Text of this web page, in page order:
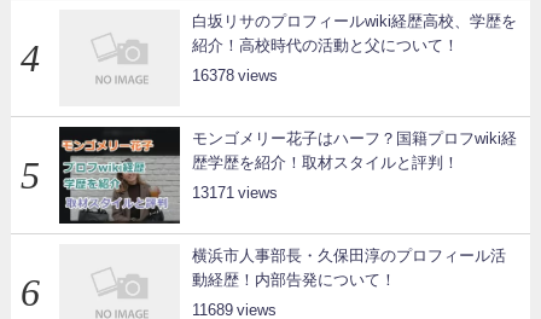
白坂リサのプロフィールwiki経歴高校、学歴を
紹介！高校時代の活動と父について！
16378
モンゴメリー花子はハーフ？国籍プロフwiki経
歴学歴を紹介！取材スタイルと評判！
13171
横浜市人事部長・久保田淳のプロフィール活
動経歴！内部告発について！
11689